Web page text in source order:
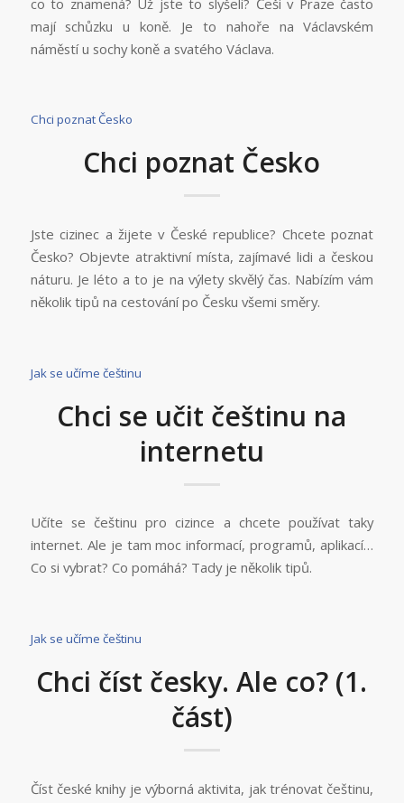
mají schůzku u koně. Je to nahoře na Václavském
náměstí u sochy koně a svatého Václava.
Chci poznat Česko
Chci poznat Česko
Jste cizinec a žijete v České republice? Chcete poznat
Česko? Objevte atraktivní místa, zajímavé lidi a českou
náturu. Je léto a to je na výlety skvělý čas. Nabízím vám
několik tipů na cestování po Česku všemi směry.
Jak se učíme češtinu
Chci se učit češtinu na
internetu
Učíte se češtinu pro cizince a chcete používat taky
internet. Ale je tam moc informací, programů, aplikací…
Co si vybrat? Co pomáhá? Tady je několik tipů.
Jak se učíme češtinu
Chci číst česky. Ale co? (1.
část)
Číst české knihy je výborná aktivita, jak trénovat češtinu,